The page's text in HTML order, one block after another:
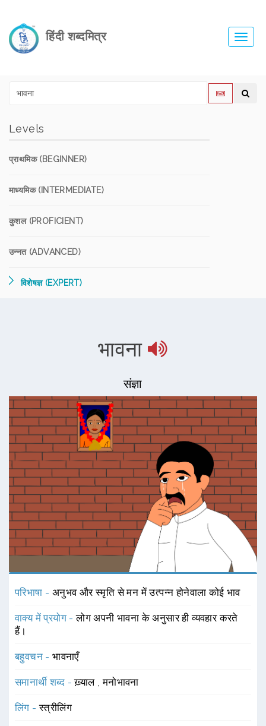
हिंदी शब्दमित्र
Levels
प्राथमिक (BEGINNER)
माध्यमिक (INTERMEDIATE)
कुशल (PROFICIENT)
उन्नत (ADVANCED)
विशेषज्ञ (EXPERT)
भावना
संज्ञा
परिभाषा - अनुभव और स्मृति से मन में उत्पन्न होनेवाला कोई भाव
वाक्य में प्रयोग -लोग अपनी भावना के अनुसार ही व्यवहार करते
हैं।
बहुवचन -भावनाएँ
समानार्थी शब्द -ख़्याल ,मनोभावना
लिंग -स्त्रीलिंग